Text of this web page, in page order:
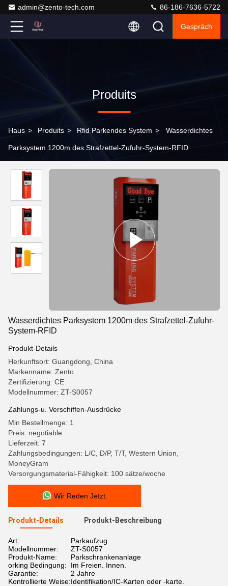
admin@zento-tech.com 86-186-7636-5722
Gespräch
Produits
Haus > Produits > Rfid Parkendes System > Wasserdichtes
Parksystem 1200m des Strafzettel-Zufuhr-System-RFID
Wasserdichtes Parksystem 1200m des Strafzettel-Zufuhr-
System-RFID
Produkt-Details
Herkunftsort: Guangdong, China
Markenname: Zento
Zertifizierung: CE
Modellnummer: ZT-S0057
Zahlungs-u. Verschiffen-Ausdrücke
Min Bestellmenge: 1
Preis: negotiable
Lieferzeit: 7
Zahlungsbedingungen: L/C, D/P, T/T, Western Union,
MoneyGram
Versorgungsmaterial-Fähigkeit: 100 sätze/woche
Wir Reden Jetzt.
Produkt-Details Produkt-Beschreibung
Art:
Parkaufzug
Modellnummer:
ZT-S0057
Produkt-Name:
Parkschrankenanlage
orking Bedingung:
Im Freien. Innen.
Garantie:
2 Jahre
Kontrollierte Weise:Identifikation/IC-Karten oder -karte.